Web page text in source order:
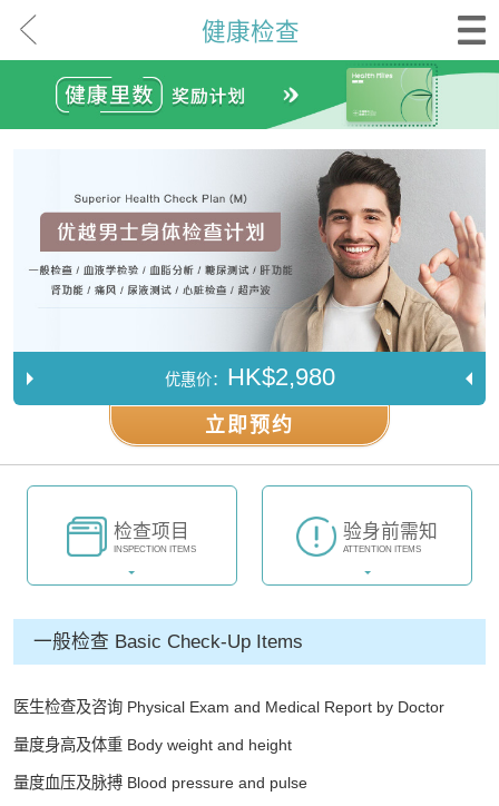
健康检查
优惠价： HK$2,980
立即预约
检查项目
INSPECTION ITEMS
验身前需知
ATTENTION ITEMS
一般检查 Basic Check-Up Items
医生检查及咨询 Physical Exam and Medical Report by Doctor
量度身高及体重 Body weight and height
量度血压及脉搏 Blood pressure and pulse